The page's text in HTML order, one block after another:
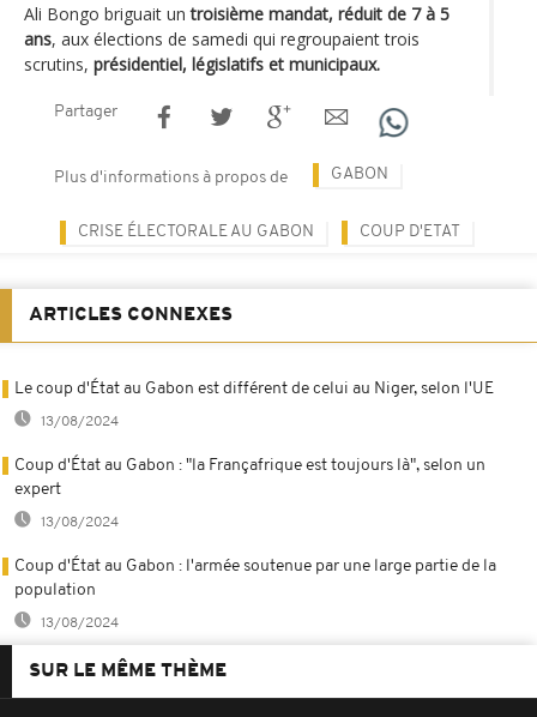
Ali Bongo briguait untroisième mandat, réduit de 7 à 5
ans, aux élections de samedi qui regroupaient trois
scrutins, présidentiel, législatifs et municipaux.
Partager
Plus d'informations à propos de GABON
CRISE ÉLECTORALE AU GABON COUP D'ETAT
ARTICLES CONNEXES
Le coup d'État au Gabon est différent de celui au Niger, selon l'UE
13/08/2024
Coup d'État au Gabon : "la Françafrique est toujours là", selon un
expert
13/08/2024
Coup d'État au Gabon : l'armée soutenue par une large partie de la
population
13/08/2024
SUR LE MÊME THÈME